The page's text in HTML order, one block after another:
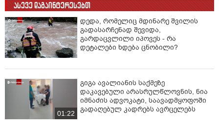
ასევე დაგაინტერესებთ
დედა, რომელიც მდინარე შვილის
გადასარჩენად შევიდა,
გარდაცვლილი იპოვეს - რა
დეტალები ხდება ცნობილი?
01:22
გიგა ავალიანის საქმეზე
დაკავებული არასრულწლოვნის, ნია
იმნაძის ადვოკატი, საავადმყოფოში
გადაღებულ კადრებს ავრცელებს